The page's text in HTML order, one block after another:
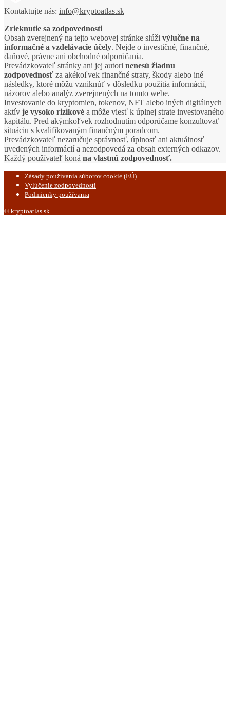
Kontaktujte nás: info@kryptoatlas.sk
Zrieknutie sa zodpovednosti
Obsah zverejnený na tejto webovej stránke slúži výlučne na
informačné a vzdelávacie účely. Nejde o investičné, finančné,
daňové, právne ani obchodné odporúčania.
Prevádzkovateľ stránky ani jej autori nenesú žiadnu
zodpovednosťza akékoľvek finančné straty, škody alebo iné
následky, ktoré môžu vzniknúť v dôsledku použitia informácií,
názorov alebo analýz zverejnených na tomto webe.
Investovanie do kryptomien, tokenov, NFT alebo iných digitálnych
aktív je vysoko rizikové a môže viesť k úplnej strate investovaného
kapitálu. Pred akýmkoľvek rozhodnutím odporúčame konzultovať
situáciu s kvalifikovaným finančným poradcom.
Prevádzkovateľ nezaručuje správnosť, úplnosť ani aktuálnosť
uvedených informácií a nezodpovedá za obsah externých odkazov.
Každý používateľ koná na vlastnú zodpovednosť.
Zásady používania súborov cookie (EÚ)
Vylúčenie zodpovednosti
Podmienky používania
© kryptoatlas.sk